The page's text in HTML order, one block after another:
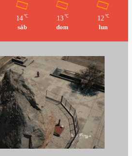
14 ℃
sáb
13 ℃
dom
12 ℃
lun